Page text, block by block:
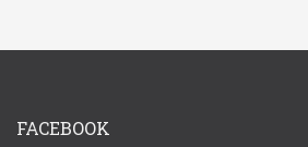
FACEBOOK